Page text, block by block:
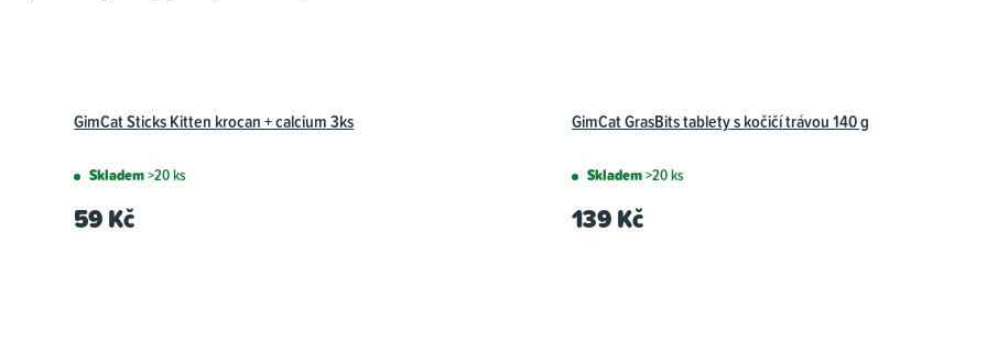
GimCat Sticks Kitten krocan + calcium 3ks
Skladem>20 ks
59 Kč
GimCat GrasBits tablety s kočičí trávou 140 g
Skladem>20 ks
139 Kč